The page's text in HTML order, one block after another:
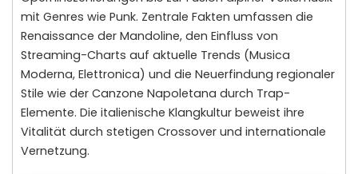
mit Genres wie Punk. Zentrale Fakten umfassen die
Renaissance der Mandoline, den Einfluss von
Streaming-Charts auf aktuelle Trends (Musica
Moderna, Elettronica) und die Neuerfindung regionaler
Stile wie der Canzone Napoletana durch Trap-
Elemente. Die italienische Klangkultur beweist ihre
Vitalität durch stetigen Crossover und internationale
Vernetzung.